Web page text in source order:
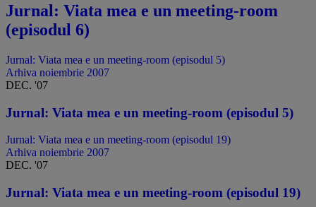
Jurnal: Viata mea e un meeting-room
(episodul 6)
Jurnal: Viata mea e un meeting-room (episodul 5)
Arhiva noiembrie 2007
DEC. '07
Jurnal: Viata mea e un meeting-room (episodul 5)
Jurnal: Viata mea e un meeting-room (episodul 19)
Arhiva noiembrie 2007
DEC. '07
Jurnal: Viata mea e un meeting-room (episodul 19)